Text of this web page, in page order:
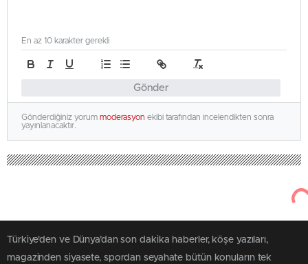
Gönder
En az 10 karakter gerekli
Gönderdiğiniz yorum moderasyon ekibi tarafından incelendikten sonra
yayınlanacaktır.
Türkiye'den ve Dünya’dan son dakika haberler, köşe yazıları,
magazinden siyasete, spordan seyahate bütün konuların tek